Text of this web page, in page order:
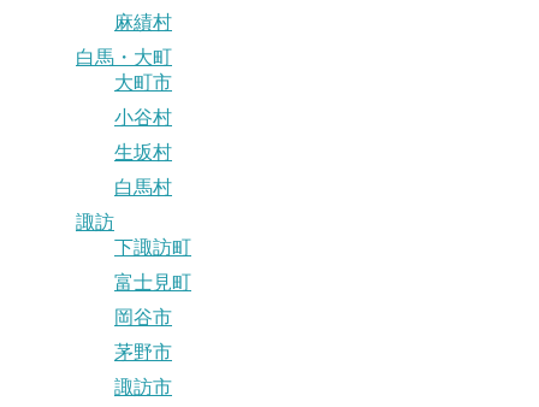
麻績村
白馬・大町
大町市
小谷村
生坂村
白馬村
諏訪
下諏訪町
富士見町
岡谷市
茅野市
諏訪市